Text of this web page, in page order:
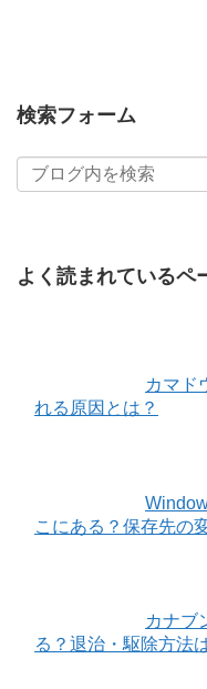
検索フォーム
よく読まれているペ
カマド
れる原因とは？
こにある？保存先の
カナブ
る？退治・駆除方法